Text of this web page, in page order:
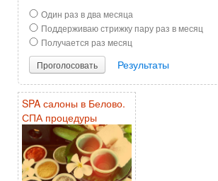
Один раз в два месяца
Поддерживаю стрижку пару раз в месяц
Получается раз месяц
Проголосовать
Результаты
SPA салоны в Белово.
СПА процедуры